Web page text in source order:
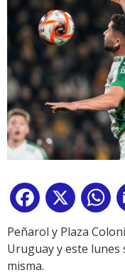
Facebook
X
Peñarol y Plaza
Uruguay y este lunes
misma.